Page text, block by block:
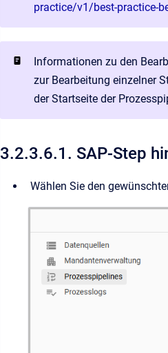
practice/v1/best-practice-
Informationen zu den
zur Bearbeitung einzelner
der Startseite der
3.2.3.6.1. SAP-Step
Wählen Sie den